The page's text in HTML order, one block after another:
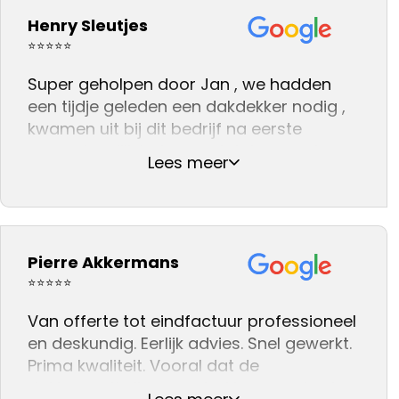
Henry Sleutjes
⭐⭐⭐⭐⭐
Super geholpen door Jan , we hadden
een tijdje geleden een dakdekker nodig ,
kwamen uit bij dit bedrijf na eerste
gesprek gelijk het gevoel dat we met
iemand spraken die wist waar hij het over
We kunnen dit bedrijf na onze ervaring
daarom aan iedereen adviseren .👍👍👍
Lees meer
Pierre Akkermans
⭐⭐⭐⭐⭐
Van offerte tot eindfactuur professioneel
en deskundig. Eerlijk advies. Snel gewerkt.
Prima kwaliteit. Vooral dat de